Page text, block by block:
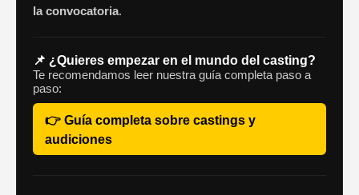
la convocatoria.
📌 ¿Quieres empezar en el mundo del casting?
Te recomendamos leer nuestra guía completa paso a
paso:
👉 Guía completa sobre castings y
audiciones